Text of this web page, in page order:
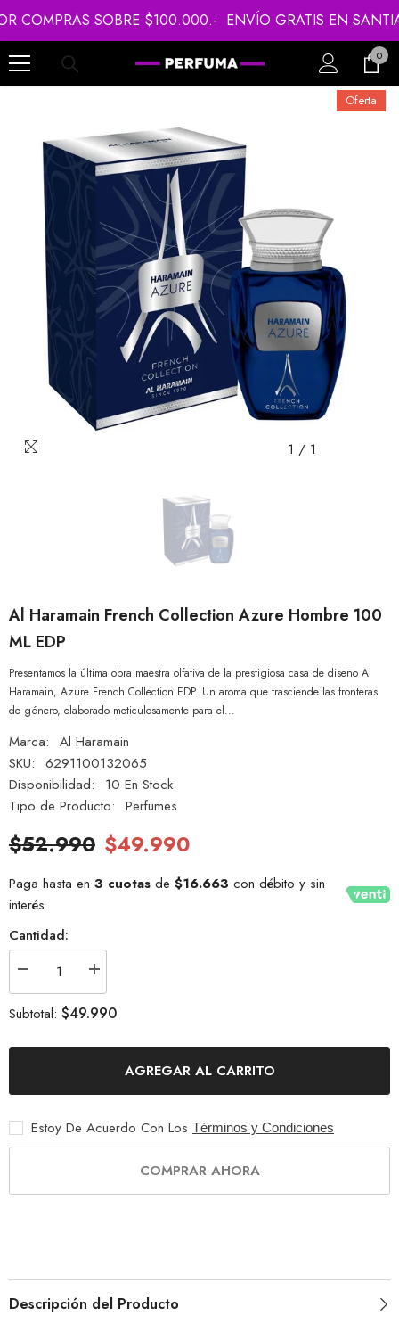
SALTAR AL CONTENIDO
SOBRE $100.000.- ENVÍO GRATIS EN
0
0
Oferta
1 / 1
Al Haramain French Collection Azure Hombre 100
ML EDP
Presentamos la última obra maestra olfativa de la prestigiosa casa de diseño Al
Haramain, Azure French Collection EDP. Un aroma que trasciende las fronteras
de género, elaborado meticulosamente para el...
Marca: Al Haramain
SKU: 6291100132065
Disponibilidad:
10 En Stock
Tipo de Producto: Perfumes
$52.990 $49.990
Paga hasta en 3 cuotas de $16.663 con débito y sin
interés
Cantidad:
Disminuir
Al
100
EDP
Aumentar
paraAl
100
Subtotal: $49.990
AGREGAR AL CARRITO
Estoy De Acuerdo Con Los Términos y Condiciones
COMPRAR AHORA
Descripción del Producto